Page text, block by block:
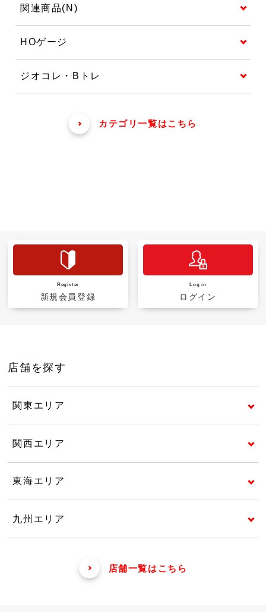
関連商品(N)
HOゲージ
ジオコレ・Bトレ
カテゴリ一覧はこちら
Register
新規会員登録
Log in
ログイン
店舗を探す
関東エリア
関西エリア
東海エリア
九州エリア
店舗一覧はこちら